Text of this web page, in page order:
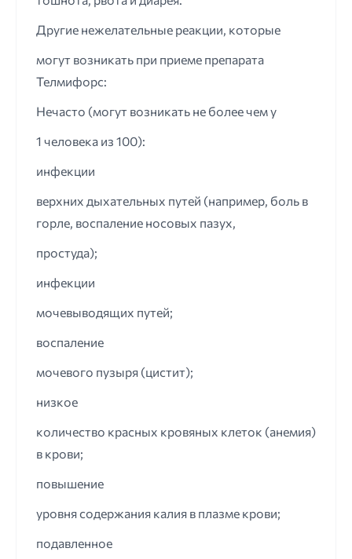
Другие нежелательные реакции, которые
могут возникать при приеме препарата
Телмифорс:
Нечасто (могут возникать не более чем у
1 человека из 100):
инфекции
верхних дыхательных путей (например, боль в
горле, воспаление носовых пазух,
простуда);
инфекции
мочевыводящих путей;
воспаление
мочевого пузыря (цистит);
низкое
количество красных кровяных клеток (анемия)
в крови;
повышение
уровня содержания калия в плазме крови;
подавленное